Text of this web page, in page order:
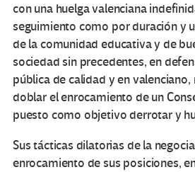
con una huelga valenciana
seguimiento como por duración y
de la comunidad educativa y de
sociedad sin precedentes, en
pública de calidad y en valenciano,
doblar el enrocamiento de un
puesto como objetivo derrotar y
Sus tácticas dilatorias de la
enrocamiento de sus posiciones,